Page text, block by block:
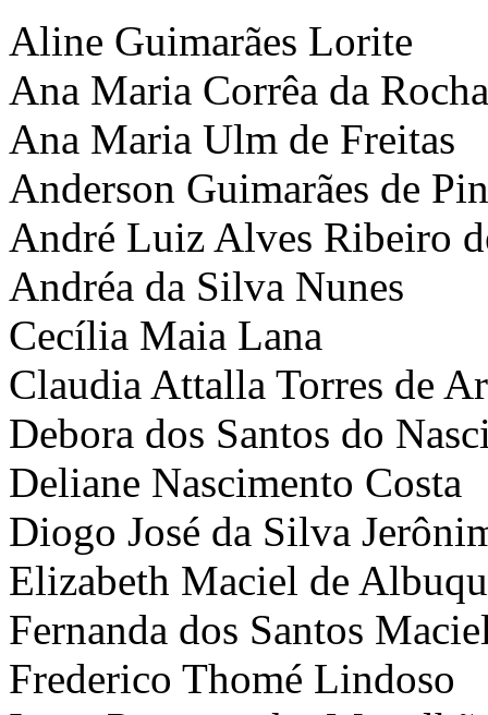
Aline Guimarães Lorite
Ana Maria Corrêa da Rocha
Ana Maria Ulm de Freitas
Anderson Guimarães de
André Luiz Alves Ribeiro
Andréa da Silva Nunes
Cecília Maia Lana
Claudia Attalla Torres de
Debora dos Santos do
Deliane Nascimento Costa
Diogo José da Silva
Elizabeth Maciel de
Fernanda dos Santos
Frederico Thomé Lindoso